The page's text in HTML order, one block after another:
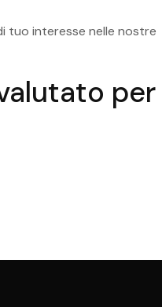
tuo interesse nelle nostre
per